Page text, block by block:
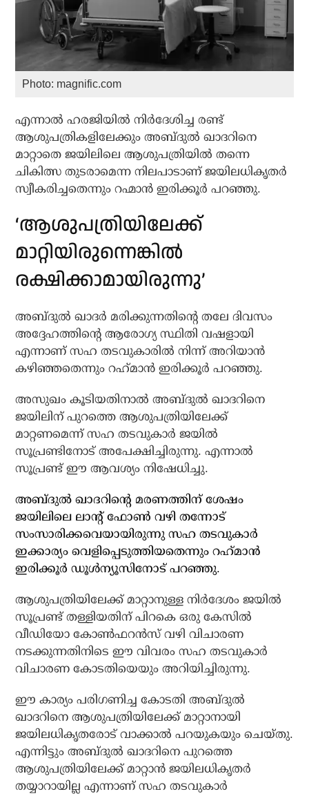
Photo: magnific.com
എന്നാല്‍ ഹരജിയില്‍ നിര്‍ദേശിച്ച രണ്ട്
ആശുപത്രികളിലേക്കും അബ്ദുല്‍ ഖാദറിനെ
മാറ്റാതെ ജയിലിലെ ആശുപത്രിയില്‍ തന്നെ
ചികിത്സ തുടരാമെന്ന നിലപാടാണ് ജയിലധികൃതര്‍
സ്വീകരിച്ചതെന്നും റഹ്മാൻ ഇരിക്കൂർ പറഞ്ഞു.
‘ആശുപത്രിയിലേക്ക്
മാറ്റിയിരുന്നെങ്കില്‍
രക്ഷിക്കാമായിരുന്നു’
അബ്ദുല്‍ ഖാദര്‍ മരിക്കുന്നതിന്റെ തലേ ദിവസം
അദ്ദേഹത്തിന്റെ ആരോഗ്യ സ്ഥിതി വഷളായി
എന്നാണ് സഹ തടവുകാരില്‍ നിന്ന് അറിയാന്‍
കഴിഞ്ഞതെന്നും റഹ്‌മാന്‍ ഇരിക്കൂര്‍ പറഞ്ഞു.
അസുഖം കൂടിയതിനാല്‍ അബ്ദുല്‍ ഖാദറിനെ
ജയിലിന് പുറത്തെ ആശുപത്രിയിലേക്ക്
മാറ്റണമെന്ന് സഹ തടവുകാര്‍ ജയില്‍
സൂപ്രണ്ടിനോട് അപേക്ഷിച്ചിരുന്നു. എന്നാല്‍
സൂപ്രണ്ട് ഈ ആവശ്യം നിഷേധിച്ചു.
അബ്ദുല്‍ ഖാദറിന്റെ മരണത്തിന് ശേഷം
ജയിലിലെ ലാന്റ് ഫോണ്‍ വഴി തന്നോട്
സംസാരിക്കവെയായിരുന്നു സഹ തടവുകാര്‍
ഇക്കാര്യം വെളിപ്പെടുത്തിയതെന്നും റഹ്‌മാന്‍
ഇരിക്കൂര്‍ ഡൂൾന്യൂസിനോട് പറഞ്ഞു.
ആശുപത്രിയിലേക്ക് മാറ്റാനുള്ള നിര്‍ദേശം ജയില്‍
സൂപ്രണ്ട് തള്ളിയതിന് പിറകെ ഒരു കേസിൽ
വീഡിയോ കോണ്‍ഫറന്‍സ് വഴി വിചാരണ
നടക്കുന്നതിനിടെ ഈ വിവരം സഹ തടവുകാർ
വിചാരണ കോടതിയെയും അറിയിച്ചിരുന്നു.
ഈ കാര്യം പരിഗണിച്ച കോടതി അബ്ദുൽ
ഖാദറിനെ ആശുപത്രിയിലേക്ക് മാറ്റാനായി
ജയിലധികൃതരോട് വാക്കാൽ പറയുകയും ചെയ്തു.
എന്നിട്ടും അബ്ദുൽ ഖാദറിനെ പുറത്തെ
ആശുപത്രിയിലേക്ക് മാറ്റാൻ ജയിലധികൃതർ
തയ്യാറായില്ല എന്നാണ് സഹ തടവുകാർ